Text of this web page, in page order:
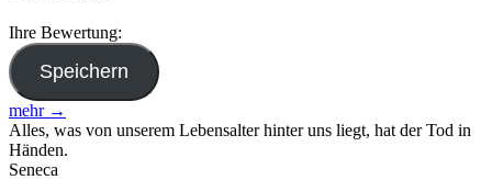
Ihre Bewertung:
mehr →
Alles, was von unserem Lebensalter hinter uns liegt, hat der Tod in
Händen.
Seneca